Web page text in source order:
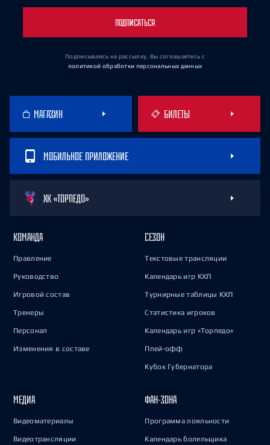
ПОДПИСАТЬСЯ
Подписываясь на рассылку, Вы соглашаетесь с
политикой обработки персональных данных
МАГАЗИН БИЛЕТЫ
МОБИЛЬНОЕ ПРИЛОЖЕНИЕ
ХК «ТОРПЕДО»
КОМАНДА
Правление
Руководство
Игровой состав
Тренеры
Персонал
Изменения в составе
СЕЗОН
Текстовые трансляции
Календарь игр КХЛ
Турнирные таблицы КХЛ
Статистика игроков
Календарь игр «Торпедо»
Плей-офф
Кубок Губернатора
МЕДИА
Видеоматериалы
Видеотрансляции
ФАН-ЗОНА
Программа лояльности
Календарь болельщика